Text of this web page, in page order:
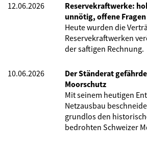
12.06.2026
Reservekraftwerke:
unnötig, offene Fragen
Heute wurden die
Reservekraftwerken
der saftigen Rechnung.
10.06.2026
Der Ständerat
Moorschutz
Mit seinem heutigen
Netzausbau
grundlos den
bedrohten Schweizer